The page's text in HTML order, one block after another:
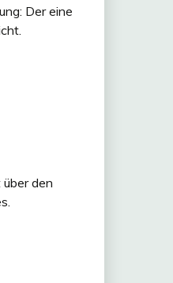
Der eine
den